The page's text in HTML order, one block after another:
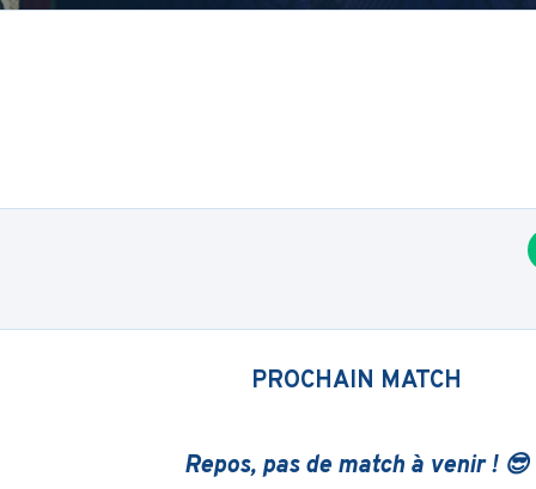
PROCHAIN MATCH
Repos, pas de match à venir ! 😎